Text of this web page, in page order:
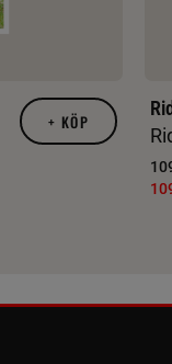
+ KÖP